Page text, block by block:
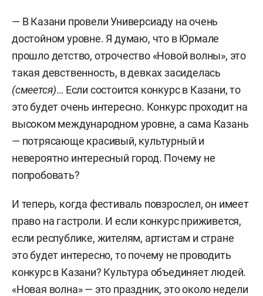
— В Казани провели Универсиаду на очень
достойном уровне. Я думаю, что в Юрмале
прошло детство, отрочество «Новой волны», это
такая девственность, в девках засиделась
(смеется)… Если состоится конкурс в Казани, то
это будет очень интересно. Конкурс проходит на
высоком международном уровне, а сама Казань
— потрясающе красивый, культурный и
невероятно интересный город. Почему не
попробовать?
И теперь, когда фестиваль повзрослел, он имеет
право на гастроли. И если конкурс приживется,
если республике, жителям, артистам и стране
это будет интересно, то почему не проводить
конкурс в Казани? Культура объединяет людей.
«Новая волна» — это праздник, это около недели